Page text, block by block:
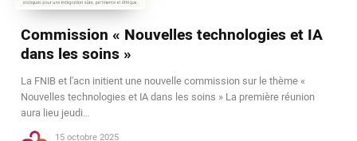
Commission « Nouvelles technologies et IA
dans les soins »
La FNIB et l'acn initient une nouvelle commission sur le thème «
Nouvelles technologies et IA dans les soins » La première réunion
aura lieu jeudi…
15 octobre 2025